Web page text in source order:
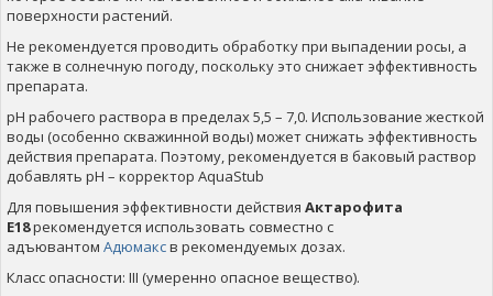
поверхности растений.
Не рекомендуется проводить обработку при выпадении росы, а
также в солнечную погоду, поскольку это снижает эффективность
препарата.
рН рабочего раствора в пределах 5,5 – 7,0. Использование жесткой
воды (особенно скважинной воды) может снижать эффективность
действия препарата. Поэтому, рекомендуется в баковый раствор
добавлять рН – корректор AquaStub
Для повышения эффективности действия Актарофита
Е18рекомендуется использовать совместно с
адъювантом Адюмаксв рекомендуемых дозах.
Класс опасности: III (умеренно опасное вещество).